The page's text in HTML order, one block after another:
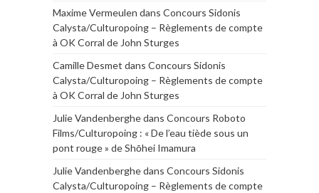
Maxime Vermeulen dans Concours Sidonis
Calysta/Culturopoing – Règlements de compte
à OK Corral de John Sturges
Camille Desmet dans Concours Sidonis
Calysta/Culturopoing – Règlements de compte
à OK Corral de John Sturges
Julie Vandenberghedans Concours Roboto
Films/Culturopoing : « De l’eau tiède sous un
pont rouge » de Shōhei Imamura
Julie Vandenberghedans Concours Sidonis
Calysta/Culturopoing – Règlements de compte